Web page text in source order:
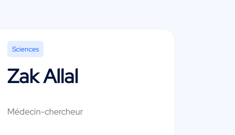
Sciences
Zak Allal
Médecin-chercheur